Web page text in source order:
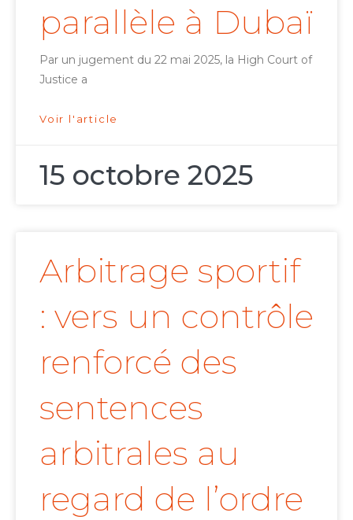
parallèle à Dubaï
Par un jugement du 22 mai 2025, la High Court of
Justice a
Voir l'article
15 octobre 2025
Arbitrage sportif
: vers un contrôle
renforcé des
sentences
arbitrales au
regard de l’ordre